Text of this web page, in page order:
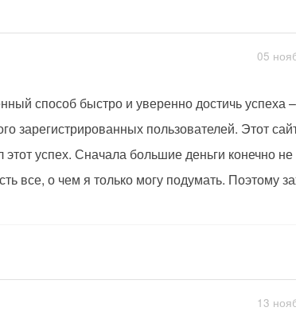
05
способ быстро и уверенно достичь успеха
зарегистрированных пользователей. Этот
этот успех. Сначала большие деньги конечно
все, о чем я только могу подумать. Поэтому
13